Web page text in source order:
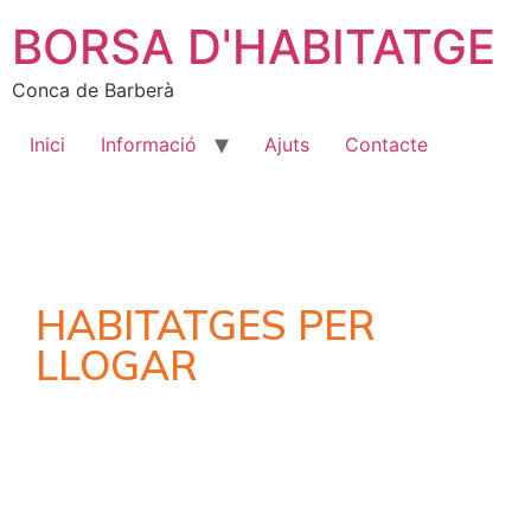
BORSA D'HABITATGE
Conca de Barberà
Inici Informació Ajuts Contacte
HABITATGES PER
LLOGAR